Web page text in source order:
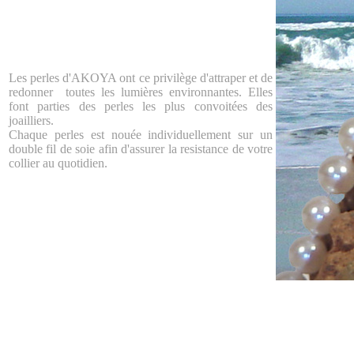
Les perles d'AKOYA ont ce privilège d'attraper et de
redonner toutes les lumières environnantes. Elles
font parties des perles les plus convoitées des
joailliers.
Chaque perles est nouée individuellement sur un
double fil de soie afin d'assurer la resistance de votre
collier au quotidien.